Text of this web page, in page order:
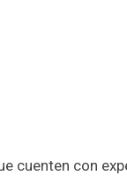
cuenten con